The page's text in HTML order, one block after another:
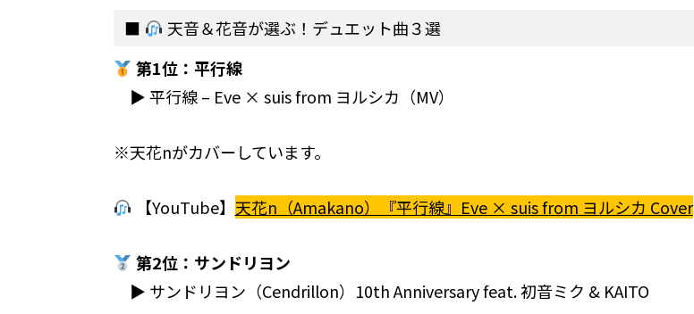
天音＆花音が選ぶ！デュエット曲３選
第1位：平行線
▶︎ 平行線 – Eve × suis from ヨルシカ（MV）
※天花nがカバーしています。
【YouTube】 天花n（Amakano）『平行線』Eve × suis from ヨルシカ Cover
第2位：サンドリヨン
▶︎ サンドリヨン（Cendrillon）10th Anniversary feat. 初音ミク & KAITO